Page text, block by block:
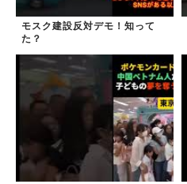
モスク建設反対デモ！知って
た？